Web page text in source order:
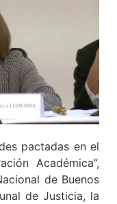
pactadas en el
Académica”,
de Buenos
de Justicia, la